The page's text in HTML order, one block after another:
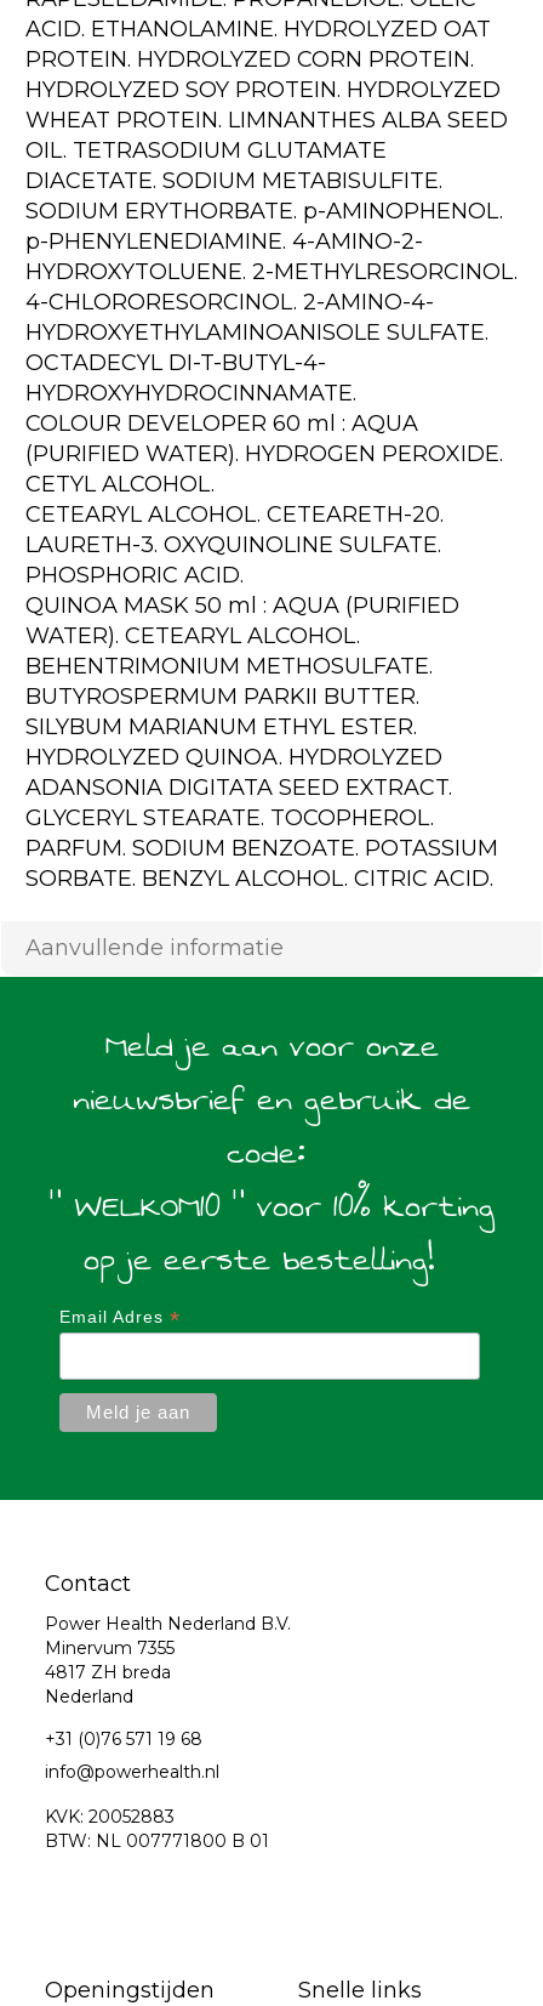
ACID. ETHANOLAMINE. HYDROLYZED OAT
PROTEIN. HYDROLYZED CORN PROTEIN.
HYDROLYZED SOY PROTEIN. HYDROLYZED
WHEAT PROTEIN. LIMNANTHES ALBA SEED
OIL. TETRASODIUM GLUTAMATE
DIACETATE. SODIUM METABISULFITE.
SODIUM ERYTHORBATE. p-AMINOPHENOL.
p-PHENYLENEDIAMINE. 4-AMINO-2-
HYDROXYTOLUENE. 2-METHYLRESORCINOL.
4-CHLORORESORCINOL. 2-AMINO-4-
HYDROXYETHYLAMINOANISOLE SULFATE.
OCTADECYL DI-T-BUTYL-4-
HYDROXYHYDROCINNAMATE.
COLOUR DEVELOPER 60 ml : AQUA
(PURIFIED WATER). HYDROGEN PEROXIDE.
CETYL ALCOHOL.
CETEARYL ALCOHOL. CETEARETH-20.
LAURETH-3. OXYQUINOLINE SULFATE.
PHOSPHORIC ACID.
QUINOA MASK 50 ml : AQUA (PURIFIED
WATER). CETEARYL ALCOHOL.
BEHENTRIMONIUM METHOSULFATE.
BUTYROSPERMUM PARKII BUTTER.
SILYBUM MARIANUM ETHYL ESTER.
HYDROLYZED QUINOA. HYDROLYZED
ADANSONIA DIGITATA SEED EXTRACT.
GLYCERYL STEARATE. TOCOPHEROL.
PARFUM. SODIUM BENZOATE. POTASSIUM
SORBATE. BENZYL ALCOHOL. CITRIC ACID.
Aanvullende informatie
Meld je aan voor onze
nieuwsbrief en gebruik de
code:
" WELKOM10 " voor 10% korting
op je eerste bestelling!
Email Adres*
Contact
Power Health Nederland B.V.
Minervum 7355
4817 ZH breda
Nederland
+31 (0)76 571 19 68
info@powerhealth.nl
KVK: 20052883
BTW: NL 007771800 B 01
Openingstijden Snelle links